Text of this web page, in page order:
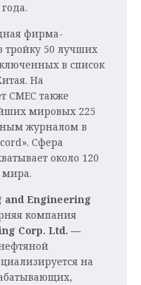
фирма-
тройку 50 лучших
в список
На
СМЕС также
мировых 225
журналом в
Сфера
около 120
мира.
and Engineering
компания
Corp. Ltd. —
на